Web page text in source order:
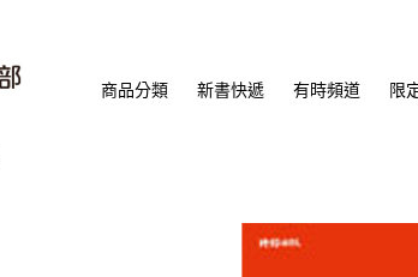
商品分類 新書快遞 有時頻道 限